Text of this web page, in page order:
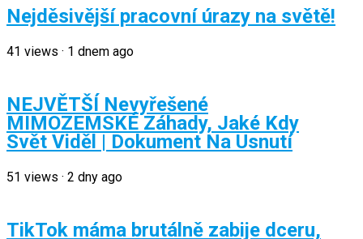
Nejděsivější pracovní úrazy na světě!
41 views · 1 dnem ago
NEJVĚTŠÍ Nevyřešené
MIMOZEMSKÉ Záhady, Jaké Kdy
Svět Viděl | Dokument Na Usnutí
51 views · 2 dny ago
TikTok máma brutálně zabije dceru,